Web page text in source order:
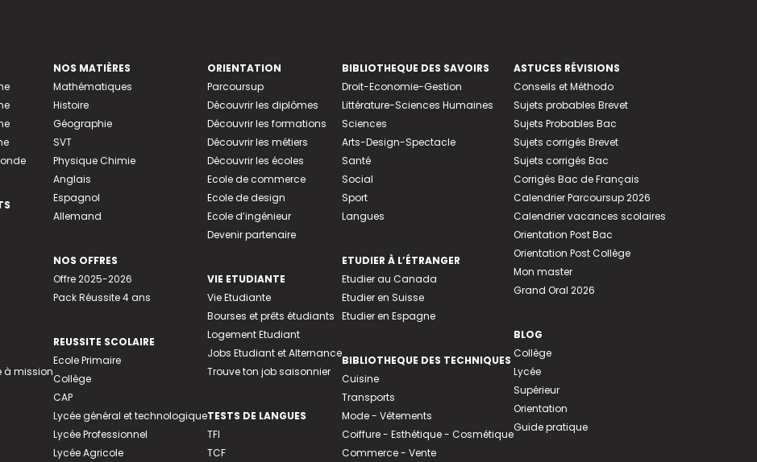
à mission
NOS MATIÈRES
Mathématiques
Histoire
Géographie
SVT
Physique Chimie
Anglais
Espagnol
Allemand
NOS OFFRES
Offre 2025-2026
Pack Réussite 4 ans
REUSSITE SCOLAIRE
Ecole Primaire
Collège
CAP
Lycée général et technologique
Lycée Professionnel
Lycée Agricole
ORIENTATION
Parcoursup
Découvrir les diplômes
Découvrir les formations
Découvrir les métiers
Découvrir les écoles
Ecole de commerce
Ecole de design
Ecole d’ingénieur
Devenir partenaire
VIE ETUDIANTE
Vie Etudiante
Bourses et prêts étudiants
Logement Etudiant
Jobs Etudiant et Alternance
Trouve ton job saisonnier
TESTS DE LANGUES
TFI
TCF
BIBLIOTHEQUE DES SAVOIRS
Droit-Economie-Gestion
Littérature-Sciences Humaines
Sciences
Arts-Design-Spectacle
Santé
Social
Sport
Langues
ETUDIER À L’ÉTRANGER
Etudier au Canada
Etudier en Suisse
Etudier en Espagne
BIBLIOTHEQUE DES TECHNIQUES
Cuisine
Transports
Mode - Vêtements
Coiffure - Esthétique - Cosmétique
Commerce - Vente
ASTUCES RÉVISIONS
Conseils et Méthodo
Sujets probables Brevet
Sujets Probables Bac
Sujets corrigés Brevet
Sujets corrigés Bac
Corrigés Bac de Français
Calendrier Parcoursup 2026
Calendrier vacances scolaires
Orientation Post Bac
Orientation Post Collège
Mon master
Grand Oral 2026
BLOG
Collège
Lycée
Supérieur
Orientation
Guide pratique